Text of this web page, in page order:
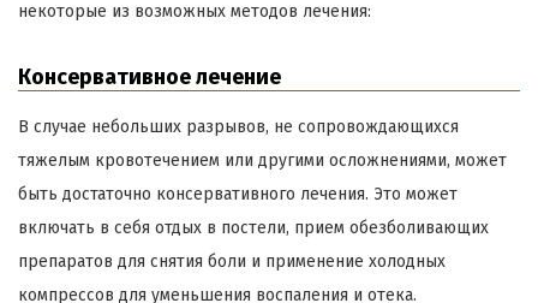
некоторые из возможных методов лечения:
Консервативное лечение
В случае небольших разрывов, не сопровождающихся
тяжелым кровотечением или другими осложнениями, может
быть достаточно консервативного лечения. Это может
включать в себя отдых в постели, прием обезболивающих
препаратов для снятия боли и применение холодных
компрессов для уменьшения воспаления и отека.